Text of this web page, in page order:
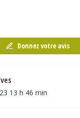
Donnez votre avis
13 h 46 min